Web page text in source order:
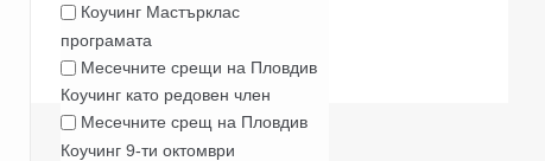
Коучинг Мастърклас
програмата
Месечните срещи на Пловдив
Коучинг като редовен член
Месечните срещ на Пловдив
Коучинг 9-ти октомври